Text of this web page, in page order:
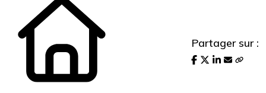
Partager sur :